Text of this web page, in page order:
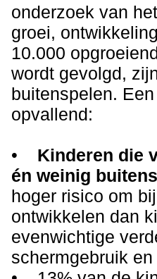
onderzoek van
groei,
10.000
wordt gevolgd,
buitenspelen.
opvallend:
•
Kinderen die
én weinig
hoger risico om
ontwikkelen dan
evenwichtige
schermgebruik